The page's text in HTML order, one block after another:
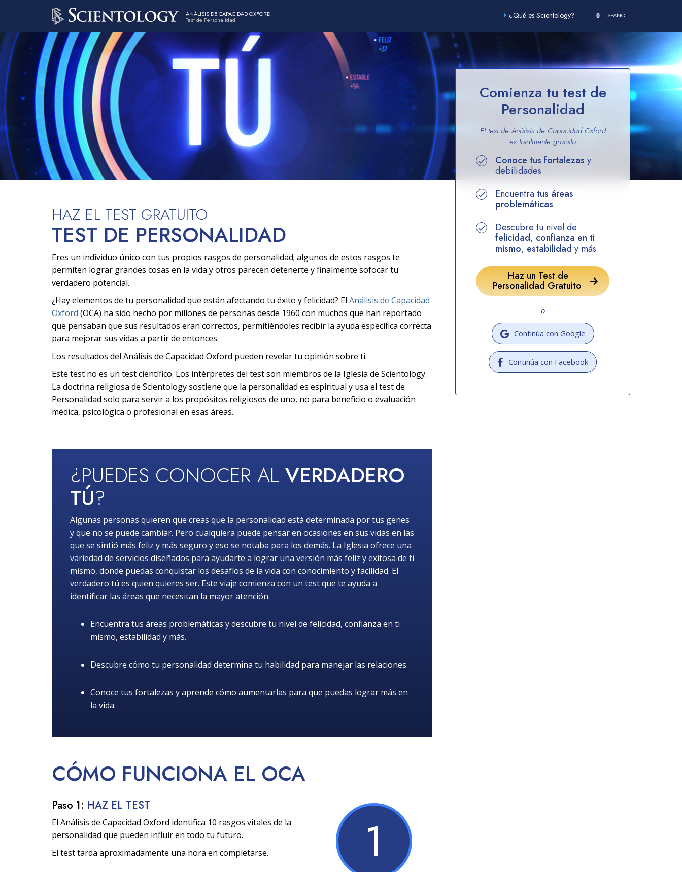
ANÁLISIS DE CAPACIDAD OXFORD
Test de Personalidad ¿Qué es Scientology? ESPAÑOL
Comienza tu test de
Personalidad
El test de Análisis de Capacidad Oxford
es totalmente gratuito
Conoce tus fortalezas y
debilidades
Encuentratus áreas
problemáticas
Descubre tu nivel de
felicidad, confianza en ti
mismo, estabilidad y más
Haz un Test de
Personalidad Gratuito
o
Continúa con Google
Continúa con Facebook
HAZ EL TEST GRATUITO
TEST DE PERSONALIDAD
Eres un individuo único con tus propios rasgos de personalidad; algunos de estos rasgos te
permiten lograr grandes cosas en la vida y otros parecen detenerte y finalmente sofocar tu
verdadero potencial.
¿Hay elementos de tu personalidad que están afectando tu éxito y felicidad? El Análisis de Capacidad
Oxford (OCA) ha sido hecho por millones de personas desde 1960 con muchos que han reportado
que pensaban que sus resultados eran correctos, permitiéndoles recibir la ayuda específica correcta
para mejorar sus vidas a partir de entonces.
Los resultados del Análisis de Capacidad Oxford pueden revelar tu opinión sobre ti.
Este test no es un test científico. Los intérpretes del test son miembros de la Iglesia de Scientology.
La doctrina religiosa de Scientology sostiene que la personalidad es espiritual y usa el test de
Personalidad solo para servir a los propósitos religiosos de uno, no para beneficio o evaluación
médica, psicológica o profesional en esas áreas.
¿PUEDES CONOCER AL VERDADERO
TÚ?
Algunas personas quieren que creas que la personalidad está determinada por tus genes
y que no se puede cambiar. Pero cualquiera puede pensar en ocasiones en sus vidas en las
que se sintió más feliz y más seguro y eso se notaba para los demás. La Iglesia ofrece una
variedad de servicios diseñados para ayudarte a lograr una versión más feliz y exitosa de ti
mismo, donde puedas conquistar los desafíos de la vida con conocimiento y facilidad. El
verdadero tú es quien quieres ser. Este viaje comienza con un test que te ayuda a
identificar las áreas que necesitan la mayor atención.
Encuentra tus áreas problemáticas y descubre tu nivel de felicidad, confianza en ti
mismo, estabilidad y más.
Descubre cómo tu personalidad determina tu habilidad para manejar las relaciones.
Conoce tus fortalezas y aprende cómo aumentarlas para que puedas lograr más en
la vida.
CÓMO FUNCIONA EL OCA
Paso 1: HAZ EL TEST
El Análisis de Capacidad Oxford identifica 10 rasgos vitales de la
personalidad que pueden influir en todo tu futuro.
El test tarda aproximadamente una hora en completarse.
1